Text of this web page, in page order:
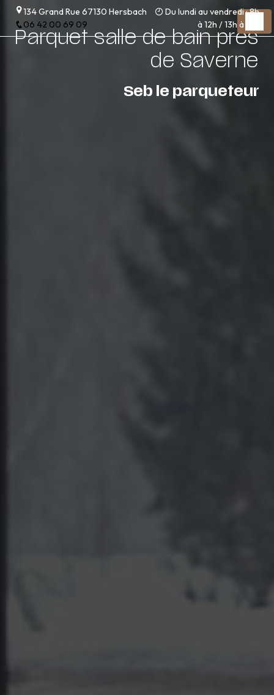
134 Grand Rue 67130 Hersbach
06 42 00 69 09
Du lundi au vendredi : 8h
à 12h / 13h à 17h
Parquet salle de bain près
de Saverne
Seb le parqueteur
Panneau de gestion des cookies